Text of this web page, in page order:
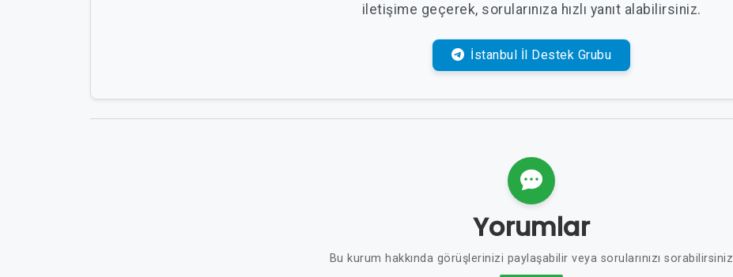
iletişime geçerek, sorularınıza hızlı yanıt alabilirsiniz.
İstanbul İl Destek Grubu
Yorumlar
Bu kurum hakkında görüşlerinizi paylaşabilir veya sorularınızı sorabilirsiniz